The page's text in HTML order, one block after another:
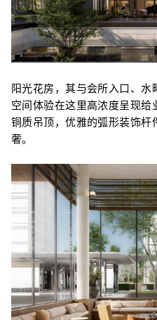
阳光花房，其与会所入口、
空间体验在这里高浓度呈现
铜质吊顶，优雅的弧形装饰杆
奢。